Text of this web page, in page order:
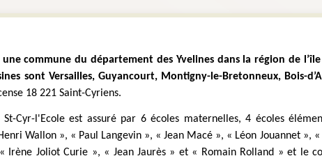
une commune du département des Yvelines dans la région de
sont Versailles, Guyancourt, Montigny-le-Bretonneux, Bois-
18 221 Saint-Cyriens.
St-Cyr-l'Ecole est assuré par 6 écoles maternelles, 4 écoles
Wallon », « Paul Langevin », « Jean Macé », « Léon Jouannet
Irène Joliot Curie », « Jean Jaurès » et « Romain Rolland » et le